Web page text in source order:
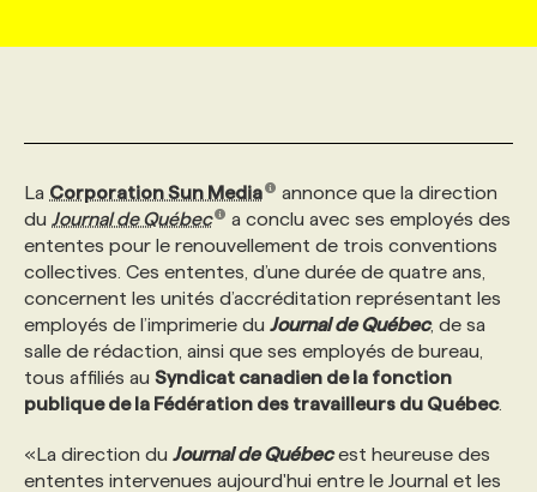
AFFAIRES DE L'INDUSTRIE
INITIATIVES NUMÉRIQUES
PRIX ET DISTINCTIONS
TENDANCES
WEB & MÉDIAS SOCIAUX
MARKETING DURABLE
GEO/SEO
ÉVÉNEMENTIEL
INFOLETTRE PUBLICITÉ
ANNONCEZ AVEC NOUS
CONSULTER LA CVTHÈQUE
PROFIL ENTREPRISE
FAQ
ANNONCEZ AVEC NOUS
VOIR LES OFFRES
PROFIL CANDIDAT
FAQ
ANNONCEZ AVEC NOUS
NOS FORMATIONS EN LIGNE
NOS PARCOURS DE FORMATIONS
FORMATIONS PERSONNALISÉES
NOS FORMATEUR‧RICES
POURQUOI CHOISIR NOS FORMATIONS
CHASSE DE TÊTE
SERVICE DE CHASSE DE TÊTE
NOS TARIFS
NOS EXPERTISES
FAQ
La Corporation Sun Media
annonce que la direction
du Journal de Québec
a conclu avec ses employés des
ententes pour le renouvellement de trois conventions
collectives. Ces ententes, d’une durée de quatre ans,
concernent les unités d’accréditation représentant les
employés de l’imprimerie du Journal de Québec, de sa
salle de rédaction, ainsi que ses employés de bureau,
tous affiliés au Syndicat canadien de la fonction
publique de la Fédération des travailleurs du Québec.
«La direction du Journal de Québecest heureuse des
ententes intervenues aujourd'hui entre le Journal et les